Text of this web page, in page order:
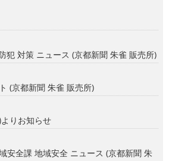
犯 対策 ニュース (京都新聞 朱雀 販売所)
(京都新聞 朱雀 販売所)
りお知らせ
安全課 地域安全 ニュース (京都新聞 朱